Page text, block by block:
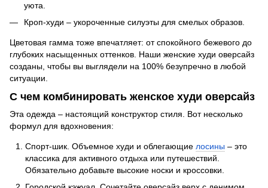
уюта.
Кроп-худи – укороченные силуэты для смелых образов.
Цветовая гамма тоже впечатляет: от спокойного бежевого до
глубоких насыщенных оттенков. Наши женские худи оверсайз
созданы, чтобы вы выглядели на 100% безупречно в любой
ситуации.
С чем комбинировать женское худи оверсайз
Эта одежда – настоящий конструктор стиля. Вот несколько
формул для вдохновения:
Спорт-шик. Объемное худи и облегающие лосины – это
классика для активного отдыха или путешествий.
Обязательно добавьте высокие носки и кроссовки.